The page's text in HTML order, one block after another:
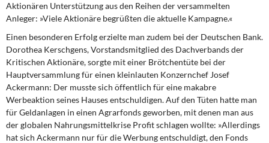
Aktionären Unterstützung aus den Reihen der versammelten
Anleger: »Viele Aktionäre begrüßten die aktuelle Kampagne.«
Einen besonderen Erfolg erzielte man zudem bei der Deutschen Bank.
Dorothea Kerschgens, Vorstandsmitglied des Dachverbands der
Kritischen Aktionäre, sorgte mit einer Brötchentüte bei der
Hauptversammlung für einen kleinlauten Konzernchef Josef
Ackermann: Der musste sich öffentlich für eine makabre
Werbeaktion seines Hauses entschuldigen. Auf den Tüten hatte man
für Geldanlagen in einen Agrarfonds geworben, mit denen man aus
der globalen Nahrungsmittelkrise Profit schlagen wollte: »Allerdings
hat sich Ackermann nur für die Werbung entschuldigt, den Fonds